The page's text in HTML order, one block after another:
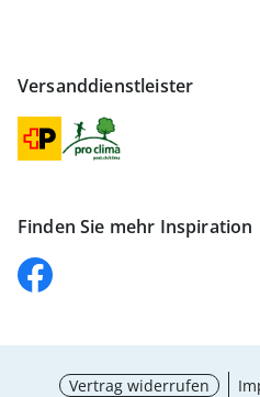
Versanddienstleister
Finden Sie mehr Inspiration
Vertrag widerrufen